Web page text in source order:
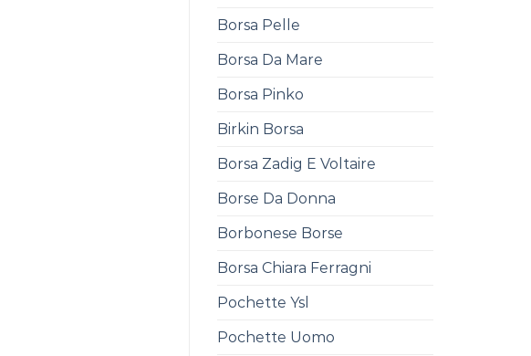
Borsa Pelle
Borsa Da Mare
Borsa Pinko
Birkin Borsa
Borsa Zadig E Voltaire
Borse Da Donna
Borbonese Borse
Borsa Chiara Ferragni
Pochette Ysl
Pochette Uomo